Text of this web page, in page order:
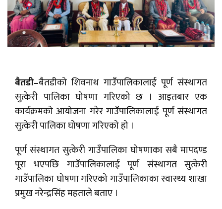
बैतडी–बैतडीको शिवनाथ गाउँपालिकालाई पूर्ण संस्थागत
सुत्केरी पालिका घोषणा गरिएको छ । आइतबार एक
कार्यक्रमको आयोजना गरेर गाउँपालिकालाई पूर्ण संस्थागत
सुत्केरी पालिका घोषणा गरिएको हो ।
पूर्ण संस्थागत सुत्केरी गाउँपालिका घोषणाका सबै मापदण्ड
पूरा भएपछि गाउँपालिकालाई पूर्ण संस्थागत सुत्केरी
गाउँपालिका घोषणा गरिएको गाउँपालिकाका स्वास्थ्य शाखा
प्रमुख नरेन्द्रसिंह महताले बताए ।